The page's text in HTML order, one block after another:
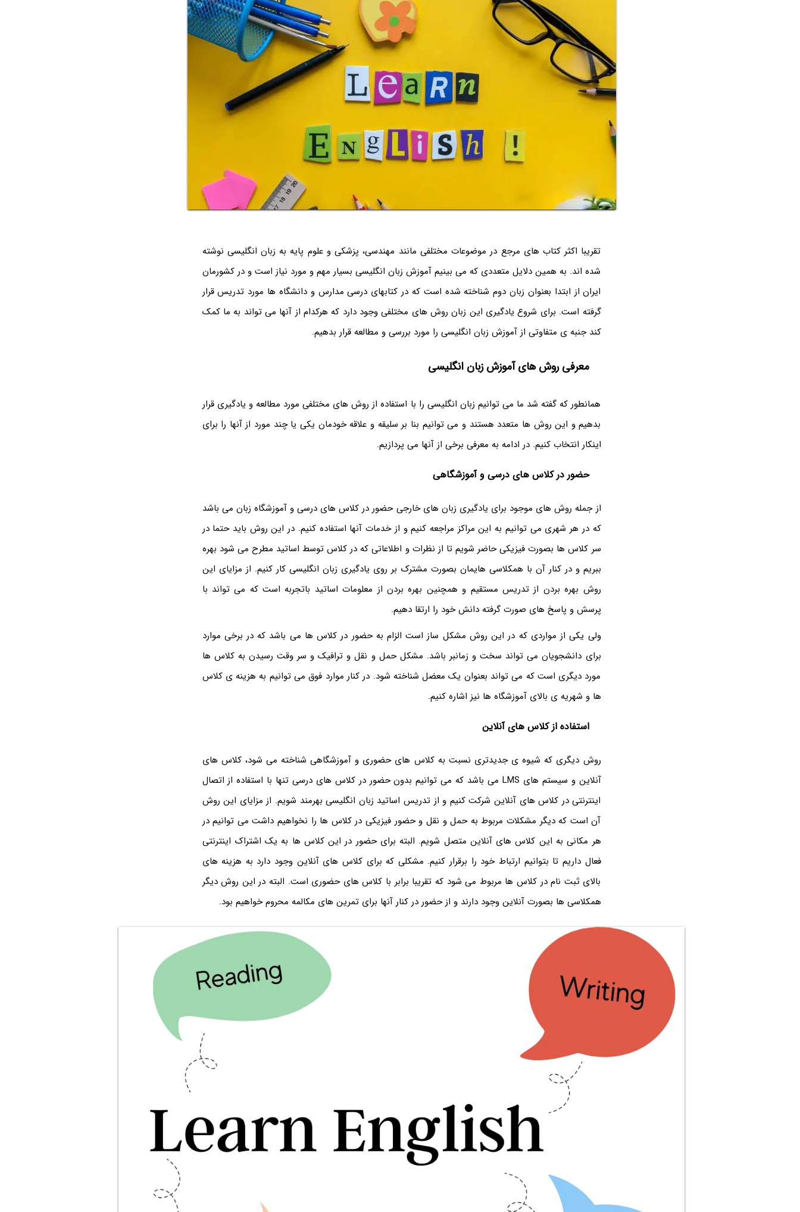
تقریبا اکثر کتاب های مرجع در موضوعات مختلفی مانند مهندسی، پزشکی و علوم پایه به زبان انگلیسی نوشته
شده اند. به همین دلایل متعددی که می بینیم آموزش زبان انگلیسی بسیار مهم و مورد نیاز است و در کشورمان
ایران از ابتدا بعنوان زبان دوم شناخته شده است که در کتابهای درسی مدارس و دانشگاه ها مورد تدریس قرار
گرفته است. برای شروع یادگیری این زبان روش های مختلفی وجود دارد که هرکدام از آنها می تواند به ما کمک
کند جنبه ی متفاوتی از آموزش زبان انگلیسی را مورد بررسی و مطالعه قرار بدهیم.
معرفی روش های آموزش زبان انگلیسی
همانطور که گفته شد ما می توانیم زبان انگلیسی را با استفاده از روش های مختلفی مورد مطالعه و یادگیری قرار
بدهیم و این روش ها متعدد هستند و می توانیم بنا بر سلیقه و علاقه خودمان یکی یا چند مورد از آنها را برای
اینکار انتخاب کنیم. در ادامه به معرفی برخی از آنها می پردازیم.
حضور در کلاس های درسی و آموزشگاهی
از جمله روش های موجود برای یادگیری زبان های خارجی حضور در کلاس های درسی و آموزشگاه زبان می باشد
که در هر شهری می توانیم به این مراکز مراجعه کنیم و از خدمات آنها استفاده کنیم. در این روش باید حتما در
سر کلاس ها بصورت فیزیکی حاضر شویم تا از نظرات و اطلاعاتی که در کلاس توسط اساتید مطرح می شود بهره
ببریم و در کنار آن با همکلاسی هایمان بصورت مشترک بر روی یادگیری زبان انگلیسی کار کنیم. از مزایای این
روش بهره بردن از تدریس مستقیم و همچنین بهره بردن از معلومات اساتید باتجربه است که می تواند با
پرسش و پاسخ های صورت گرفته دانش خود را ارتقا دهیم.
ولی یکی از مواردی که در این روش مشکل ساز است الزام به حضور در کلاس ها می باشد که در برخی موارد
برای دانشجویان می تواند سخت و زمانبر باشد. مشکل حمل و نقل و ترافیک و سر وقت رسیدن به کلاس ها
مورد دیگری است که می تواند بعنوان یک معضل شناخته شود. در کنار موارد فوق می توانیم به هزینه ی کلاس
ها و شهریه ی بالای آموزشگاه ها نیز اشاره کنیم.
استفاده از کلاس های آنلاین
روش دیگری که شیوه ی جدیدتری نسبت به کلاس های حضوری و آموزشگاهی شناخته می شود، کلاس های
آنلاین و سیستم های LMS می باشد که می توانیم بدون حضور در کلاس های درسی تنها با استفاده از اتصال
اینترنتی در کلاس های آنلاین شرکت کنیم و از تدریس اساتید زبان انگلیسی بهرمند شویم. از مزایای این روش
آن است که دیگر مشکلات مربوط به حمل و نقل و حضور فیزیکی در کلاس ها را نخواهیم داشت می توانیم در
هر مکانی به این کلاس های آنلاین متصل شویم. البته برای حضور در این کلاس ها به یک اشتراک اینترنتی
فعال داریم تا بتوانیم ارتباط خود را برقرار کنیم. مشکلی که برای کلاس های آنلاین وجود دارد به هزینه های
بالای ثبت نام در کلاس ها مربوط می شود که تقریبا برابر با کلاس های حضوری است. البته در این روش دیگر
همکلاسی ها بصورت آنلاین وجود دارند و از حضور در کنار آنها برای تمرین های مکالمه محروم خواهیم بود.